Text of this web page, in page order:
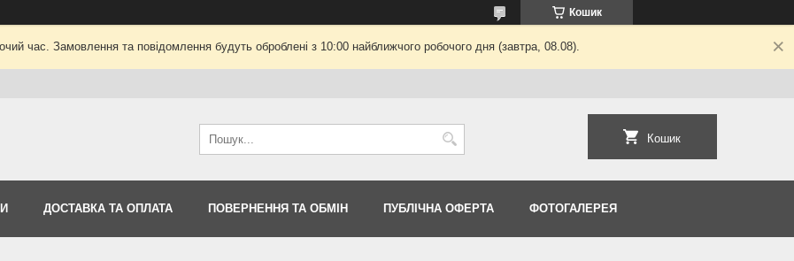
Кошик
час. Замовлення та повідомлення будуть оброблені з 10:00 найближчого робочого дня (завтра, 08.08).
Кошик
ДОСТАВКА ТА ОПЛАТА ПОВЕРНЕННЯ ТА ОБМІН ПУБЛІЧНА ОФЕРТА ФОТОГАЛЕРЕЯ